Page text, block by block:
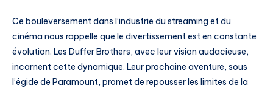
Ce bouleversement dans l’industrie du streaming et du
cinéma nous rappelle que le divertissement est en constante
évolution. Les Duffer Brothers, avec leur vision audacieuse,
incarnent cette dynamique. Leur prochaine aventure, sous
l’égide de Paramount, promet de repousser les limites de la